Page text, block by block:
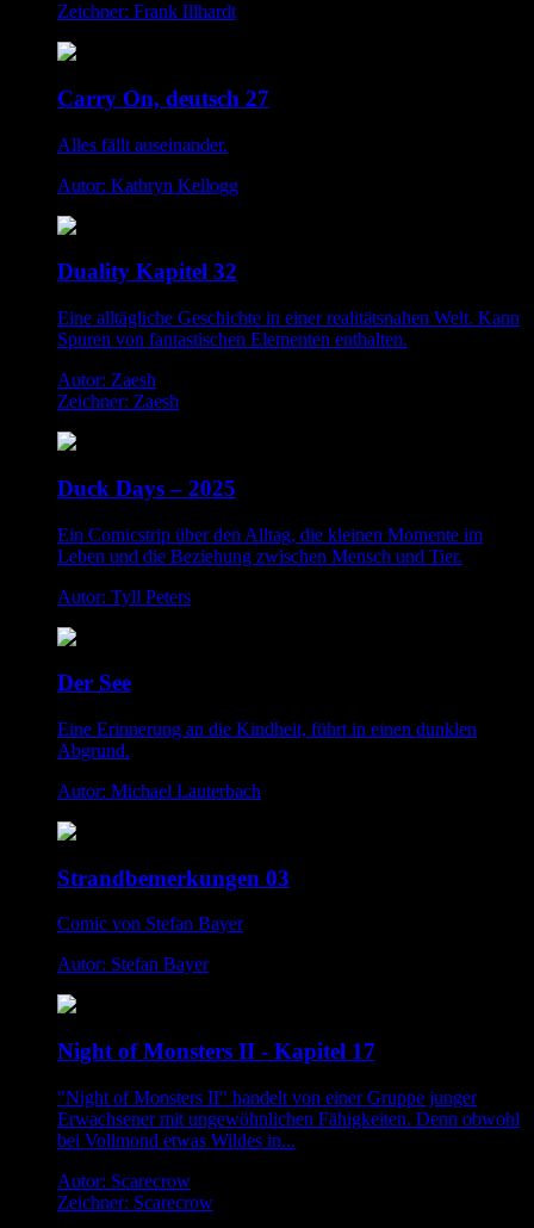
Zeichner: Frank Illhardt
Carry On, deutsch 27
Alles fällt auseinander.
Autor: Kathryn Kellogg
Duality Kapitel 32
Eine alltägliche Geschichte in einer realitätsnahen Welt. Kann
Spuren von fantastischen Elementen enthalten.
Autor: Zaesh
Zeichner: Zaesh
Duck Days – 2025
Ein Comicstrip über den Alltag, die kleinen Momente im
Leben und die Beziehung zwischen Mensch und Tier.
Autor: Tyll Peters
Der See
Eine Erinnerung an die Kindheit, führt in einen dunklen
Abgrund.
Autor: Michael Lauterbach
Strandbemerkungen 03
Comic von Stefan Bayer
Autor: Stefan Bayer
Night of Monsters II - Kapitel 17
"Night of Monsters II" handelt von einer Gruppe junger
Erwachsener mit ungewöhnlichen Fähigkeiten. Denn obwohl
bei Vollmond etwas Wildes in...
Autor: Scarecrow
Zeichner: Scarecrow